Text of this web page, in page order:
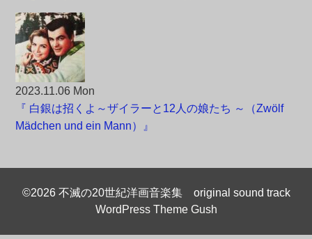
2023.11.06 Mon
『 白銀は招くよ～ザイラーと12人の娘たち ～（Zwölf
Mädchen und ein Mann）』
©2026 不滅の20世紀洋画音楽集 original sound track
WordPress Theme Gush